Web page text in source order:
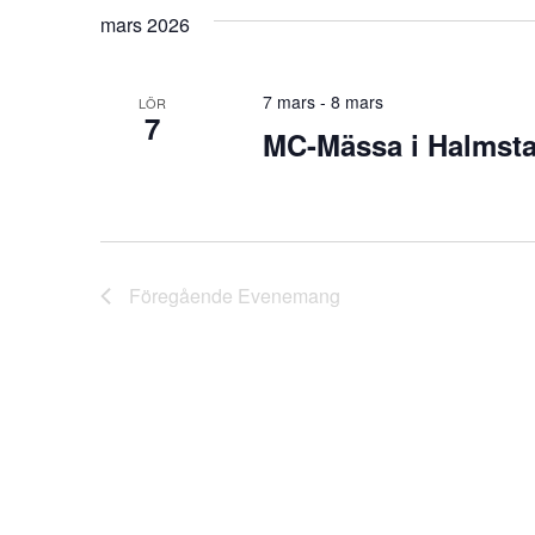
mars 2026
LÖR
7 MC-Mässa i
7 mars- 8 mars
Föregående Evenemang